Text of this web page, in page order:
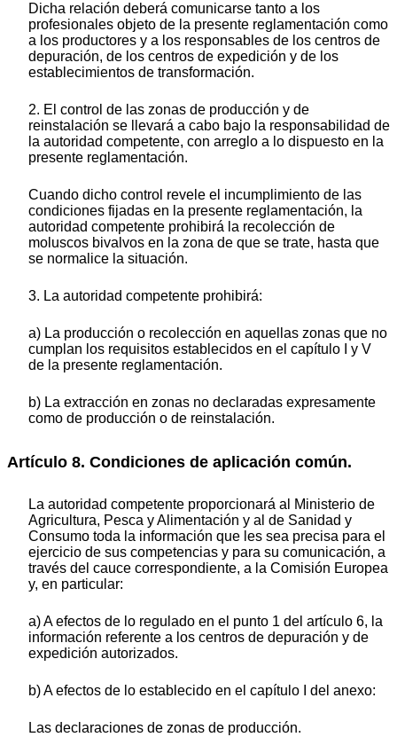
Dicha relación deberá comunicarse tanto a los
profesionales objeto de la presente reglamentación como
a los productores y a los responsables de los centros de
depuración, de los centros de expedición y de los
establecimientos de transformación.
2. El control de las zonas de producción y de
reinstalación se llevará a cabo bajo la responsabilidad de
la autoridad competente, con arreglo a lo dispuesto en la
presente reglamentación.
Cuando dicho control revele el incumplimiento de las
condiciones fijadas en la presente reglamentación, la
autoridad competente prohibirá la recolección de
moluscos bivalvos en la zona de que se trate, hasta que
se normalice la situación.
3. La autoridad competente prohibirá:
a) La producción o recolección en aquellas zonas que no
cumplan los requisitos establecidos en el capítulo I y V
de la presente reglamentación.
b) La extracción en zonas no declaradas expresamente
como de producción o de reinstalación.
Artículo 8. Condiciones de aplicación común.
La autoridad competente proporcionará al Ministerio de
Agricultura, Pesca y Alimentación y al de Sanidad y
Consumo toda la información que les sea precisa para el
ejercicio de sus competencias y para su comunicación, a
través del cauce correspondiente, a la Comisión Europea
y, en particular:
a) A efectos de lo regulado en el punto 1 del artículo 6, la
información referente a los centros de depuración y de
expedición autorizados.
b) A efectos de lo establecido en el capítulo I del anexo:
Las declaraciones de zonas de producción.